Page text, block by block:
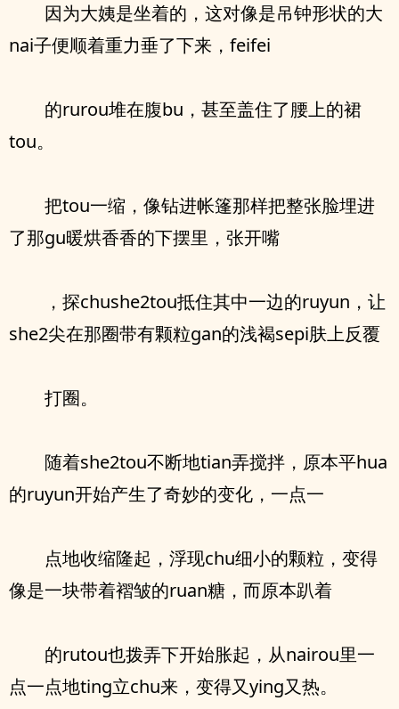
因为大姨是坐着的，这对像是吊钟形状的大
nai子便顺着重力垂了下来，feifei
的rurou堆在腹bu，甚至盖住了腰上的裙
tou。
把tou一缩，像钻进帐篷那样把整张脸埋进
了那gu暖烘香香的下摆里，张开嘴
，探chushe2tou抵住其中一边的ruyun，让
she2尖在那圈带有颗粒gan的浅褐sepi肤上反覆
打圈。
随着she2tou不断地tian弄搅拌，原本平hua
的ruyun开始产生了奇妙的变化，一点一
点地收缩隆起，浮现chu细小的颗粒，变得
像是一块带着褶皱的ruan糖，而原本趴着
的rutou也拨弄下开始胀起，从nairou里一
点一点地ting立chu来，变得又ying又热。